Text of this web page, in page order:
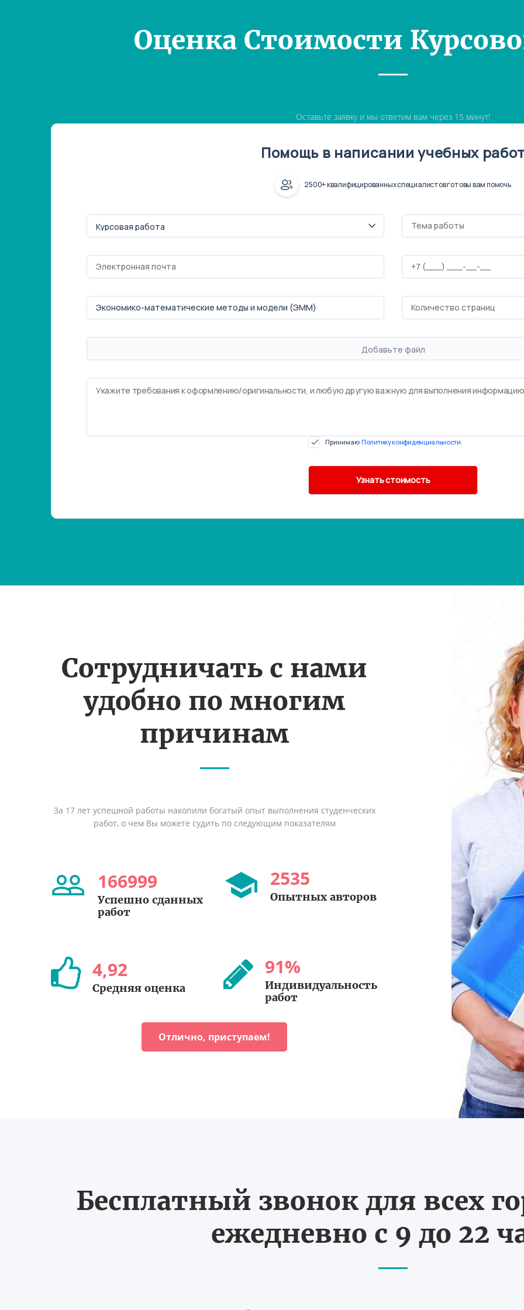
Оценка Стоимости
Оставьте заявку и мы ответим вам через 15 минут!
Помощь в написании учебных
2500+ квалифицированных специалистов готовы вам помочь
Добавьте файл
Принимаю Политику конфиденциальности
Сотрудничать с нами
удобно по многим
причинам
За 17 лет успешной работы накопили богатый опыт выполнения студенческих
работ, о чем Вы можете судить по следующим показателям
166999
Успешно сданных
работ
2535
Опытных авторов
4,92
Средняя оценка
91%
Индивидуальность
работ
Отлично, приступаем!
Бесплатный звонок для всех
ежедневно с 9 до 22